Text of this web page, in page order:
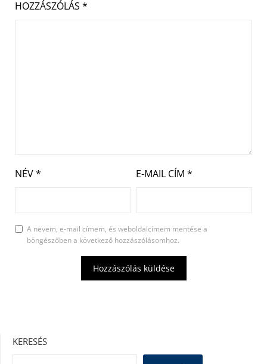
HOZZÁSZÓLÁS *
NÉV* E-MAIL CÍM *
A nevem, e-mail címem, és weboldalcímem mentése a
böngészőben a következő hozzászólásomhoz.
KERESÉS